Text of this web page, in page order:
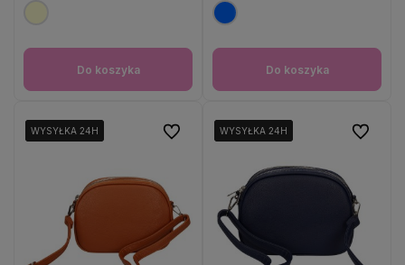
Do koszyka Do koszyka
WYSYŁKA 24H
WYSYŁKA 24H
WYSYŁKA 24H Do ulubionychWYSYŁKA 24H
WYSYŁKA 24H
WYSYŁKA 24H Do